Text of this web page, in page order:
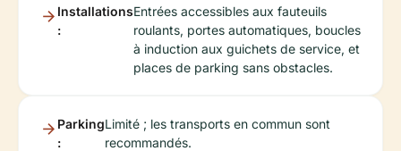
Installations
:
Entrées accessibles aux fauteuils
roulants, portes automatiques, boucles
à induction aux guichets de service, et
places de parking sans obstacles.
Parking
:
Limité ; les transports en commun sont
recommandés.